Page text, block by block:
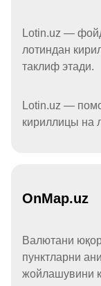
Lotin.uz —
лотиндан
таклиф этади.
Lotin.uz —
кириллицы на
OnMap.uz
Валютани
пунктларни
жойлашувини